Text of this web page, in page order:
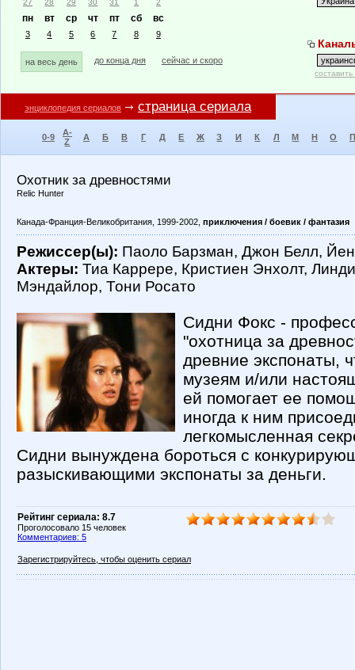
27 28 29 30 31 1 2
пн вт ср чт пт сб вс
3 4 5 6 7 8 9
на весь день до конца дня сейчас и скоро
энциклопедия сериалов страница сериала
0-9
A-
Z
А Б В Г Д Е Ж З И К Л М Н О П
Охотник за древностями
Relic Hunter
Канада-Франция-Великобритания, 1999-2002, приключения / боевик / фантазия
Режиссер(ы): Паоло Барзман, Джон Белл,
Актеры: Тиа Каррере, Кристиен Энхолт,
Мэндайлор, Тони Росато
Сидни Фокс -
"охотница за
древние экспонаты,
музеям и/или
ей помогает ее
иногда к ним
легкомысленная
Сидни вынуждена бороться с
разыскивающими экспонаты за деньги.
Рейтинг сериала: 8.7
Проголосовало 15 человек
Комментариев: 5
Зарегистрируйтесь, чтобы оценить сериал